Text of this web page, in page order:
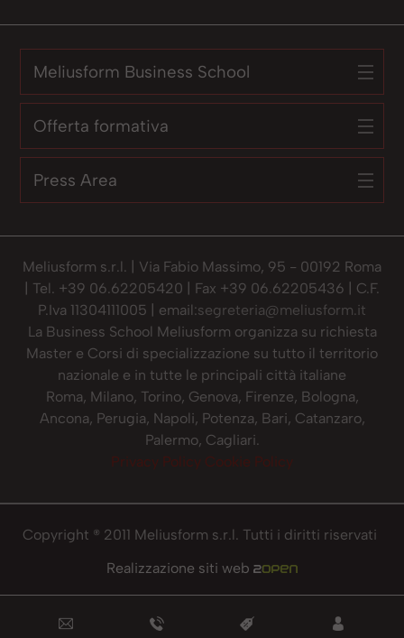
Meliusform Business School
Offerta formativa
Press Area
Meliusform s.r.l. | Via Fabio Massimo, 95 - 00192 Roma
| Tel. +39 06.62205420 | Fax +39 06.62205436 | C.F.
P.Iva 11304111005 | email:segreteria@meliusform.it
La Business School Meliusform organizza su richiesta
Master e Corsi di specializzazione su tutto il territorio
nazionale e in tutte le principali città italiane
Roma, Milano, Torino, Genova, Firenze, Bologna,
Ancona, Perugia, Napoli, Potenza, Bari, Catanzaro,
Palermo, Cagliari.
Privacy Policy Cookie Policy
Copyright ® 2011 Meliusform s.r.l. Tutti i diritti riservati
Realizzazione siti web